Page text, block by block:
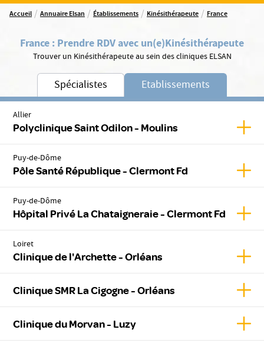
Accueil / Annuaire Elsan / Établissements / Kinésithérapeute / France
France : Prendre RDV avec un(e)Kinésithérapeute
Trouver un Kinésithérapeute au sein des cliniques ELSAN
Spécialistes Etablissements
Allier
Polyclinique Saint Odilon - Moulins
Puy-de-Dôme
Pôle Santé République - Clermont Fd
Puy-de-Dôme
Hôpital Privé La Chataigneraie - Clermont Fd
Loiret
Clinique de l'Archette - Orléans
Clinique SMR La Cigogne - Orléans
Clinique du Morvan - Luzy